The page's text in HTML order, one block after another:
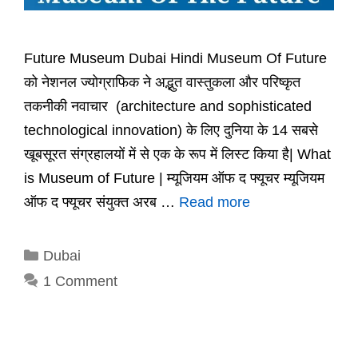
Future Museum Dubai Hindi Museum Of Future
को नेशनल ज्योग्राफिक ने अद्भुत वास्तुकला और परिष्कृत
तकनीकी नवाचार (architecture and sophisticated
technological innovation) के लिए दुनिया के 14 सबसे
खूबसूरत संग्रहालयों में से एक के रूप में लिस्ट किया है| What
is Museum of Future | म्यूजियम ऑफ द फ्यूचर म्यूजियम
ऑफ द फ्यूचर संयुक्त अरब … Read more
Categories
Dubai
1 Comment